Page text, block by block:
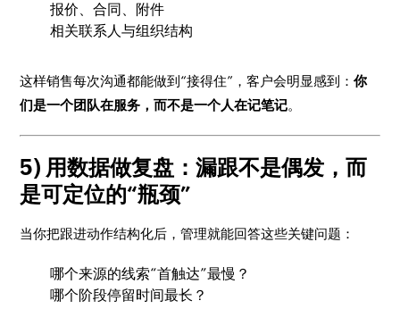
报价、合同、附件
相关联系人与组织结构
这样销售每次沟通都能做到“接得住”，客户会明显感到：你
们是一个团队在服务，而不是一个人在记笔记。
5) 用数据做复盘：漏跟不是偶发，而
是可定位的“瓶颈”
当你把跟进动作结构化后，管理就能回答这些关键问题：
哪个来源的线索“首触达”最慢？
哪个阶段停留时间最长？